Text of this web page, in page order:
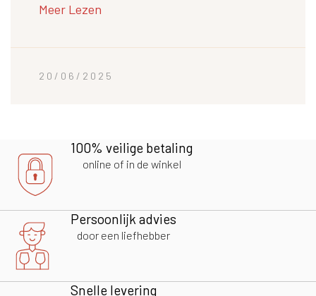
Meer Lezen
20/06/2025
100% veilige betaling
online of in de winkel
Persoonlijk advies
door een liefhebber
Snelle levering